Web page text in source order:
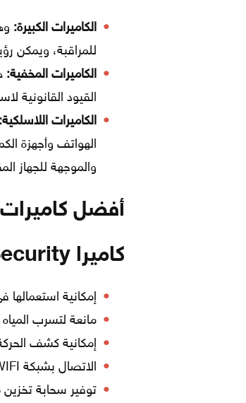
الكاميرات الكبيرة:
للمراقبة، ويمكن
الكاميرات المخفية:
القيود القانونية
الكاميرات اللاسلكية:
الهواتف وأجهزة
والموجهة للجهاز
أفضل كاميرات
كاميرا Blink XT Home Security
إمكانية استعمالها
مانعة لتسرب المياه
إمكانية كشف
الاتصال بشبكة WIFI.
توفير سحابة تخزين